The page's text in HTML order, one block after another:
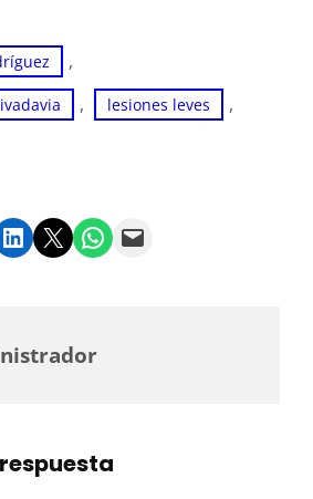
,
, lesiones leves ,
LinkedIn Twitter WhatsApp Email